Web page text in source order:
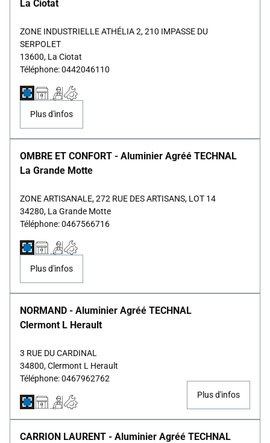
La Ciotat
ZONE INDUSTRIELLE ATHÉLIA 2, 210 IMPASSE DU
SERPOLET
13600, La Ciotat
Téléphone: 0442046110
Plus d'infos
OMBRE ET CONFORT - Aluminier Agréé TECHNAL
La Grande Motte
ZONE ARTISANALE, 272 RUE DES ARTISANS, LOT 14
34280, La Grande Motte
Téléphone: 0467566716
Plus d'infos
NORMAND - Aluminier Agréé TECHNAL
Clermont L Herault
3 RUE DU CARDINAL
34800, Clermont L Herault
Téléphone: 0467962762
Plus d'infos
CARRION LAURENT - Aluminier Agréé TECHNAL